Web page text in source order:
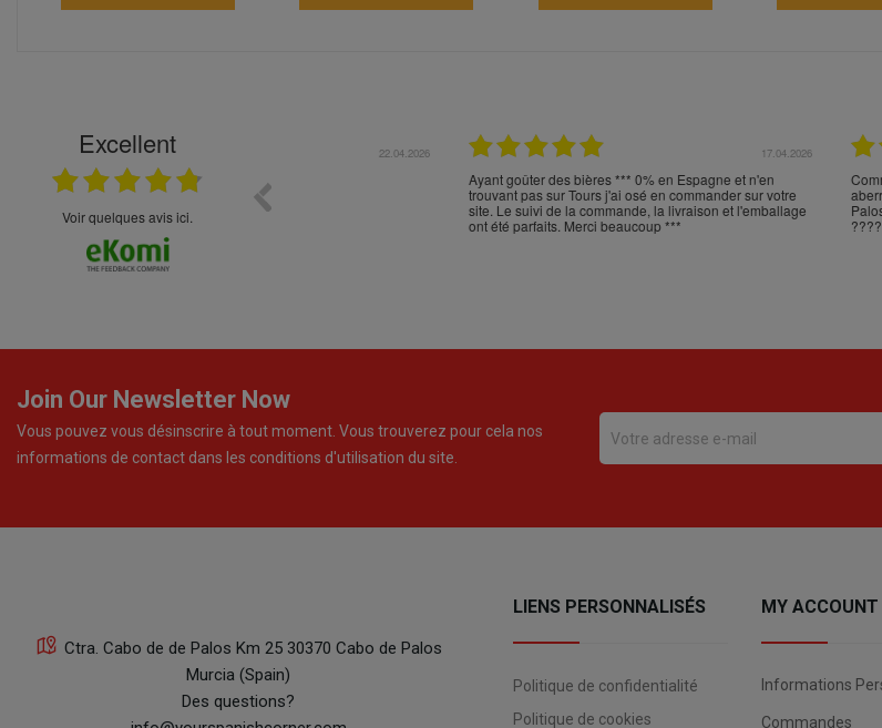
Excellent
Voir quelques avis ici.
17.04.2026
Ayant goûter des bières *** 0% en Espagne et n'en
trouvant pas sur Tours j'ai osé en commander sur votre
site. Le suivi de la commande, la livraison et l'emballage
ont été parfaits. Merci beaucoup ***
Comme d'habitude, excellent
aberrant de NOVA POST
Palos - Alicante - Barcelone -
Join Our Newsletter Now
Vous pouvez vous désinscrire à tout moment. Vous trouverez pour cela nos
informations de contact dans les conditions d'utilisation du site.
Ctra. Cabo de de Palos Km 25 30370 Cabo de Palos
Murcia (Spain)
Des questions?
LIENS PERSONNALISÉS
Politique de confidentialité
Politique de cookies
MY ACCOUNT
Informations
Commandes